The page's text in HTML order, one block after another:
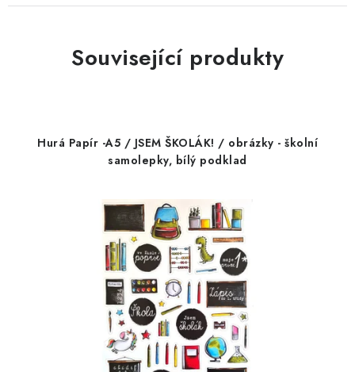
Související produkty
Hurá Papír -A5 / JSEM ŠKOLÁK! / obrázky - školní
samolepky, bílý podklad